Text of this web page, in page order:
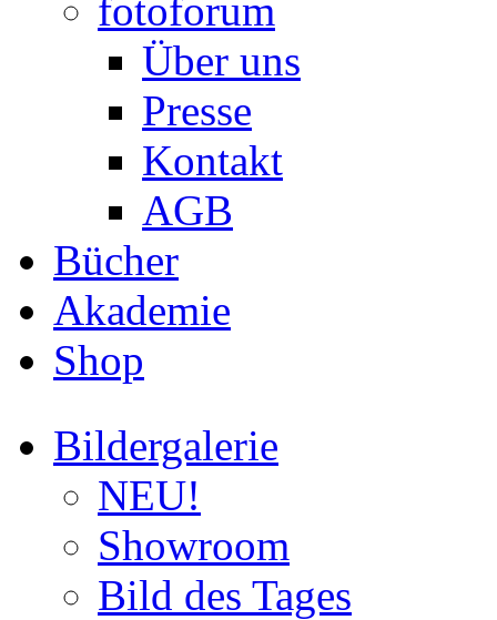
fotoforum
Über uns
Presse
Kontakt
AGB
Bücher
Akademie
Shop
Bildergalerie
NEU!
Showroom
Bild des Tages